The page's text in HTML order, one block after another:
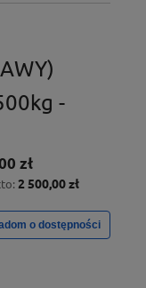
-
zł
2 500,00 zł
o dostępności